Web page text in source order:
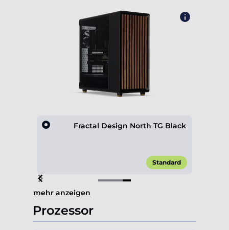
Fractal Design North TG Black
Standard
Item
4
of
4
mehr anzeigen
Prozessor